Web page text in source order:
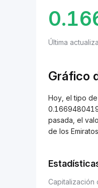
Última
Gráfico
Hoy, el tipo de
pasada, el
de los
Capitalización